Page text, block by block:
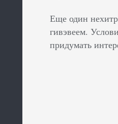
Еще один
гивэвеем.
придумать